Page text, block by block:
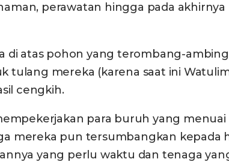
perawatan hingga pada
di atas pohon yang terombang-
mereka (karena saat ini
cengkih.
para buruh yang
mereka pun tersumbangkan kepada
yang perlu waktu dan tenaga